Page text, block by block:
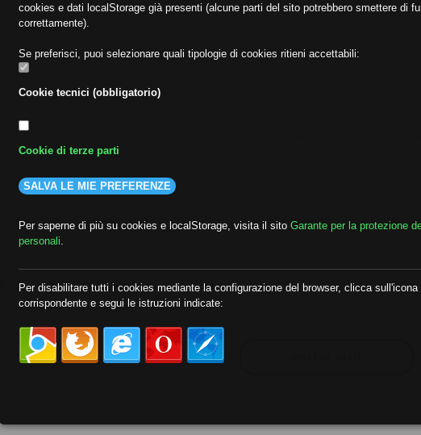
##Gilda ##audoizioni ##autonomia
cookies e dati localStorage già presenti (alcune parti del sito potrebbero smettere di
correttamente).
Se preferisci, puoi selezionare quali tipologie di cookies ritieni accettabili:
Cookie tecnici (obbligatorio)
Cookie di terze parti
SALVA LE MIE PREFERENZE
Per saperne di più su cookies e localStorage, visita il sito Garante per la protezione
personali
Per disabilitare tutti i cookies mediante la configurazione del browser, clicca sull'icona
corrispondente e segui le istruzioni indicate: